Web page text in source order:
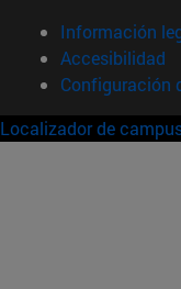
Información
Accesibilidad
Configuración
Localizador de